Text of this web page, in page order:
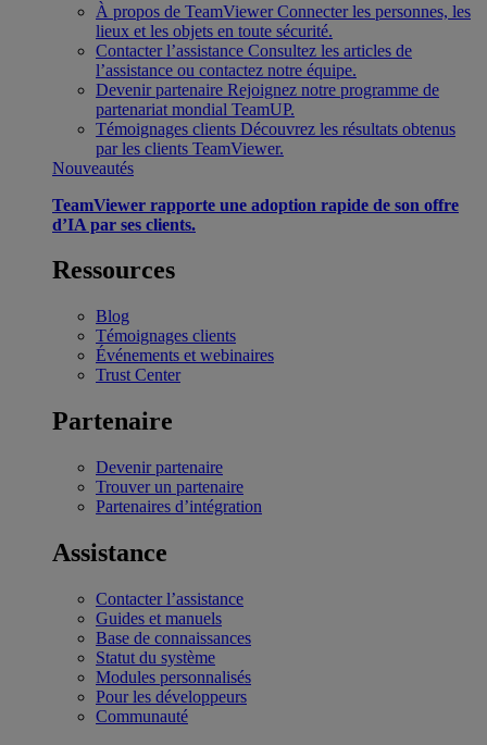
À propos de TeamViewer Connecter les personnes, les
lieux et les objets en toute sécurité.
Contacter l’assistance Consultez les articles de
l’assistance ou contactez notre équipe.
Devenir partenaire Rejoignez notre programme de
partenariat mondial TeamUP.
Témoignages clients Découvrez les résultats obtenus
par les clients TeamViewer.
Nouveautés
TeamViewer rapporte une adoption rapide de son offre
d’IA par ses clients.
Ressources
Blog
Témoignages clients
Événements et webinaires
Trust Center
Partenaire
Devenir partenaire
Trouver un partenaire
Partenaires d’intégration
Assistance
Contacter l’assistance
Guides et manuels
Base de connaissances
Statut du système
Modules personnalisés
Pour les développeurs
Communauté